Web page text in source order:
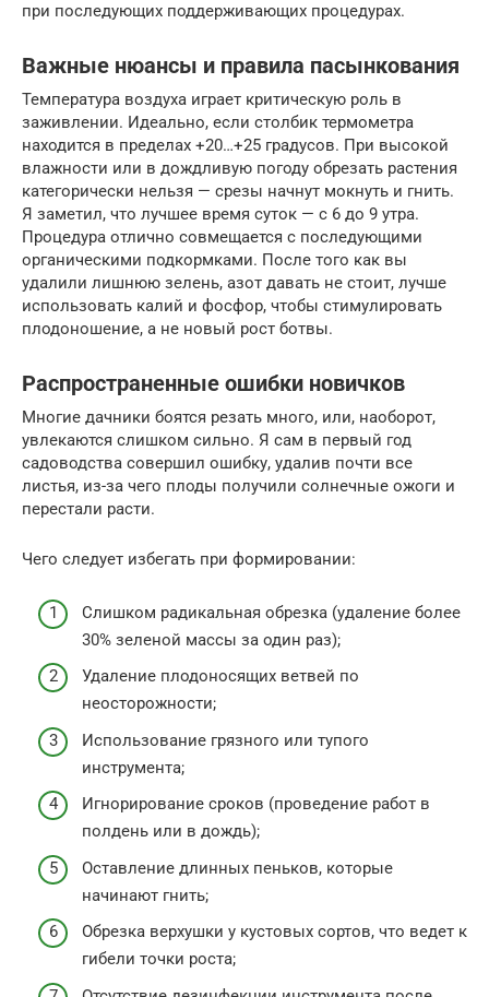
при последующих поддерживающих процедурах.
Важные нюансы и правила пасынкования
Температура воздуха играет критическую роль в
заживлении. Идеально, если столбик термометра
находится в пределах +20…+25 градусов. При высокой
влажности или в дождливую погоду обрезать растения
категорически нельзя — срезы начнут мокнуть и гнить.
Я заметил, что лучшее время суток — с 6 до 9 утра.
Процедура отлично совмещается с последующими
органическими подкормками. После того как вы
удалили лишнюю зелень, азот давать не стоит, лучше
использовать калий и фосфор, чтобы стимулировать
плодоношение, а не новый рост ботвы.
Распространенные ошибки новичков
Многие дачники боятся резать много, или, наоборот,
увлекаются слишком сильно. Я сам в первый год
садоводства совершил ошибку, удалив почти все
листья, из-за чего плоды получили солнечные ожоги и
перестали расти.
Чего следует избегать при формировании:
Слишком радикальная обрезка (удаление более
30% зеленой массы за один раз);
Удаление плодоносящих ветвей по
неосторожности;
Использование грязного или тупого
инструмента;
Игнорирование сроков (проведение работ в
полдень или в дождь);
Оставление длинных пеньков, которые
начинают гнить;
Обрезка верхушки у кустовых сортов, что ведет к
гибели точки роста;